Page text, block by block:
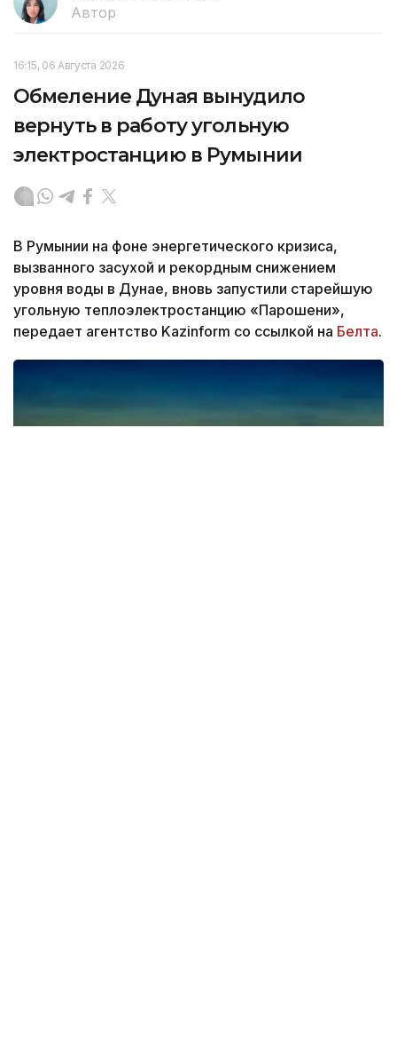
Автор
16:15, 06 Августа 2026
Обмеление Дуная вынудило
вернуть в работу угольную
электростанцию в Румынии
В Румынии на фоне энергетического кризиса,
вызванного засухой и рекордным снижением
уровня воды в Дунае, вновь запустили старейшую
угольную теплоэлектростанцию «Парошени»,
передает агентство Kazinform со ссылкой на Белта.